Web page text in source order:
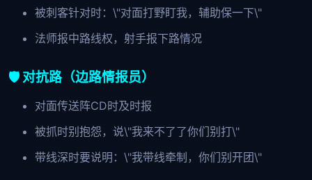
被刺客针对时：\"对面打野盯我，辅助保一下\"
法师报中路线权，射手报下路情况
🛡️ 对抗路（边路情报员）
对面传送阵CD时及时报
被抓时别抱怨，说\"我来不了了你们别打\"
带线深时要说明：\"我带线牵制，你们别开团\"